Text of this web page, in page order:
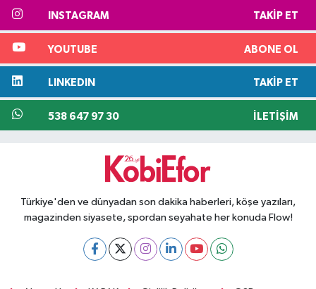
INSTAGRAM TAKIP ET
YOUTUBE ABONE OL
LINKEDIN TAKIP ET
538 647 97 30 İLETIŞIM
Türkiye'den ve dünyadan son dakika haberleri, köşe yazıları,
magazinden siyasete, spordan seyahate her konuda Flow!